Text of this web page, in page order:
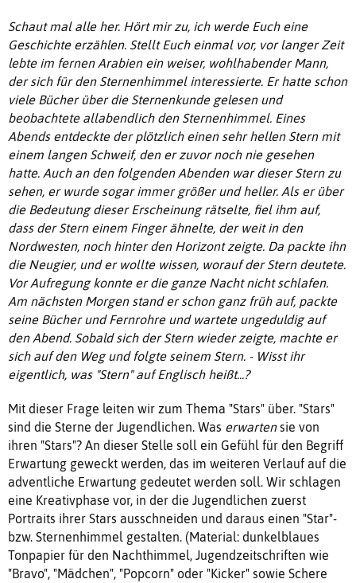
Schaut mal alle her. Hört mir zu, ich werde Euch eine
Geschichte erzählen. Stellt Euch einmal vor, vor langer Zeit
lebte im fernen Arabien ein weiser, wohlhabender Mann,
der sich für den Sternenhimmel interessierte. Er hatte schon
viele Bücher über die Sternenkunde gelesen und
beobachtete allabendlich den Sternenhimmel. Eines
Abends entdeckte der plötzlich einen sehr hellen Stern mit
einem langen Schweif, den er zuvor noch nie gesehen
hatte. Auch an den folgenden Abenden war dieser Stern zu
sehen, er wurde sogar immer größer und heller. Als er über
die Bedeutung dieser Erscheinung rätselte, fiel ihm auf,
dass der Stern einem Finger ähnelte, der weit in den
Nordwesten, noch hinter den Horizont zeigte. Da packte ihn
die Neugier, und er wollte wissen, worauf der Stern deutete.
Vor Aufregung konnte er die ganze Nacht nicht schlafen.
Am nächsten Morgen stand er schon ganz früh auf, packte
seine Bücher und Fernrohre und wartete ungeduldig auf
den Abend. Sobald sich der Stern wieder zeigte, machte er
sich auf den Weg und folgte seinem Stern. - Wisst ihr
eigentlich, was "Stern" auf Englisch heißt...?
Mit dieser Frage leiten wir zum Thema "Stars" über. "Stars"
sind die Sterne der Jugendlichen. Was erwartensie von
ihren "Stars"? An dieser Stelle soll ein Gefühl für den Begriff
Erwartung geweckt werden, das im weiteren Verlauf auf die
adventliche Erwartung gedeutet werden soll. Wir schlagen
eine Kreativphase vor, in der die Jugendlichen zuerst
Portraits ihrer Stars ausschneiden und daraus einen "Star"-
bzw. Sternenhimmel gestalten. (Material: dunkelblaues
Tonpapier für den Nachthimmel, Jugendzeitschriften wie
"Bravo", "Mädchen", "Popcorn" oder "Kicker" sowie Schere